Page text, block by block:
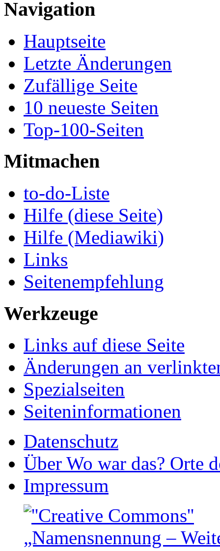
Navigation
Hauptseite
Letzte Änderungen
Zufällige Seite
10 neueste Seiten
Top-100-Seiten
Mitmachen
to-do-Liste
Hilfe (diese Seite)
Hilfe (Mediawiki)
Links
Seitenempfehlung
Werkzeuge
Links auf diese Seite
Änderungen an
Spezialseiten
Seiteninformationen
Datenschutz
Über Wo war das? Orte
Impressum